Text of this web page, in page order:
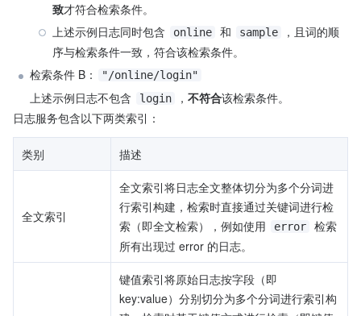
致才符合检索条件。
上述示例日志同时包含
online 和 sample
，且词的顺
序与检索条件一致，符合该检索条件。
检索条件 B：
"/online/login"
上述示例日志不包含 login ， 不符合该检索条件。
日志服务包含以下两类索引：
类别 描述
全文索引
全文索引将日志全文整体切分为多个分词进
行索引构建，检索时直接通过关键词进行检
索（即全文检索），例如使用
error
检索
所有出现过 error 的日志。
键值索引将原始日志按字段（即
key:value）分别切分为多个分词进行索引构